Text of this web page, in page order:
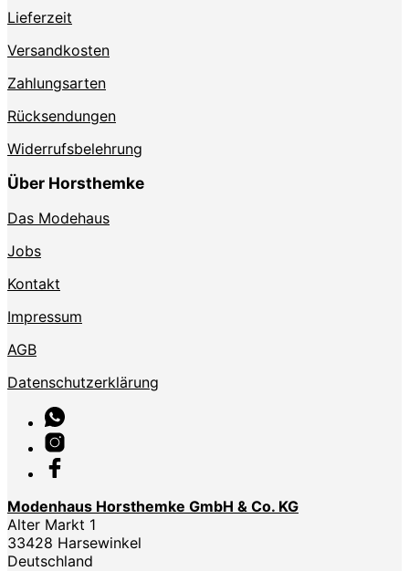
Lieferzeit
Versandkosten
Zahlungsarten
Rücksendungen
Widerrufsbelehrung
Über Horsthemke
Das Modehaus
Jobs
Kontakt
Impressum
AGB
Datenschutzerklärung
Modenhaus Horsthemke GmbH & Co. KG
Alter Markt 1
33428 Harsewinkel
Deutschland